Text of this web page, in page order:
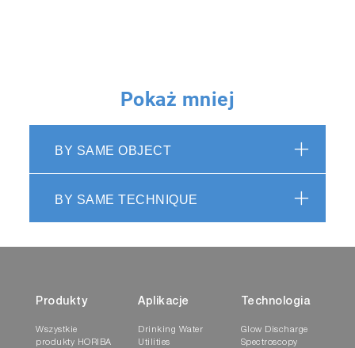
Pokaż mniej
BY SAME OBJECT
BY SAME TECHNIQUE
Produkty
Wszystkie
produkty HORIBA
Aplikacje
Drinking Water
Utilities
Technologia
Glow Discharge
Spectroscopy